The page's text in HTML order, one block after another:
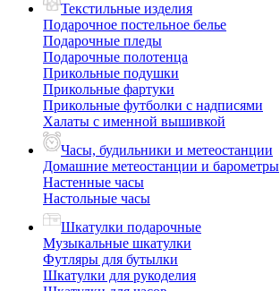
Текстильные изделия
Подарочное постельное белье
Подарочные пледы
Подарочные полотенца
Прикольные подушки
Прикольные фартуки
Прикольные футболки с надписями
Халаты с именной вышивкой
Часы, будильники и метеостанции
Домашние метеостанции и барометры
Настенные часы
Настольные часы
Шкатулки подарочные
Музыкальные шкатулки
Футляры для бутылки
Шкатулки для рукоделия